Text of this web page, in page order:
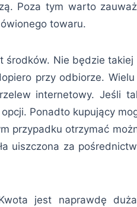
Poza tym warto
towaru.
środków. Nie będzie takiej
przy odbiorze.
internetowy. Jeśli
Ponadto kupujący
przypadku otrzymać
uiszczona za
jest naprawdę